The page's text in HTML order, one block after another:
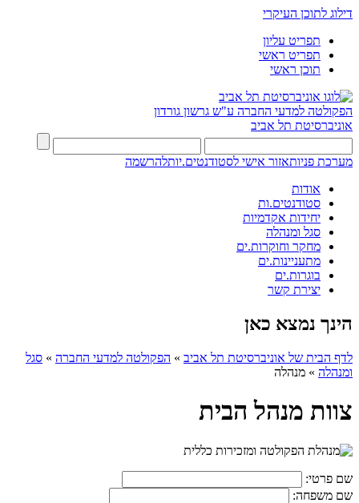
דילוג לתוכן העיקרי
תפריט עליון
תפריט ראשי
תוכן ראשי
הפקולטה למדעי החברה ע"ש גרשון גורדון
אוניברסיטת תל אביב
מערכת פניותאזור אישי לסטודנטים.יותלהרשמה
אודות
סטודנטים.ות
יחידות אקדמיות
סגל ומנהלה
מחקר וחוקרות.ים
מתעניינות.ים
בוגרות.ים
יצירת קשר
הינך נמצא כאן
לדף הבית של אוניברסיטת תל אביב » הפקולטה למדעי החברה » סגל
ומנהלה » מנהלה
צוות מנהל הבית
שם פרטי:
שם משפחה: